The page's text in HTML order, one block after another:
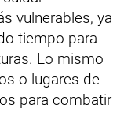
vulnerables, ya
tiempo para
Lo mismo
o lugares de
para combatir